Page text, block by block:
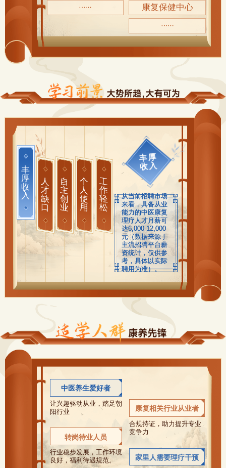
康复保健中心
丰
厚
收
入
人
才
缺
口
自
主
创
业
个
人
使
用
工
作
轻
松
丰厚
收入
从当前招聘市场
来看，具备从业
能力的中医康复
理疗人才月薪可
达6,000-12,000
元（数据来源于
主流招聘平台薪
资统计，仅供参
考，具体以实际
聘用为准）。
中医养生爱好者
让兴趣驱动从业，踏足朝
阳行业
转岗待业人员
行业稳步发展，工作环境
良好，福利待遇规范。
康复相关行业从业者
合规持证，助力提升专业
竞争力
家里人需要理疗干预